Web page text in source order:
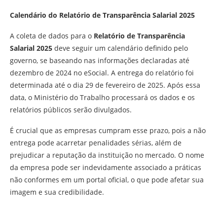
Calendário do Relatório de Transparência Salarial 2025
A coleta de dados para o Relatório de Transparência
Salarial 2025 deve seguir um calendário definido pelo
governo, se baseando nas informações declaradas até
dezembro de 2024 no eSocial. A entrega do relatório foi
determinada até o dia 29 de fevereiro de 2025. Após essa
data, o Ministério do Trabalho processará os dados e os
relatórios públicos serão divulgados.
É crucial que as empresas cumpram esse prazo, pois a não
entrega pode acarretar penalidades sérias, além de
prejudicar a reputação da instituição no mercado. O nome
da empresa pode ser indevidamente associado a práticas
não conformes em um portal oficial, o que pode afetar sua
imagem e sua credibilidade.